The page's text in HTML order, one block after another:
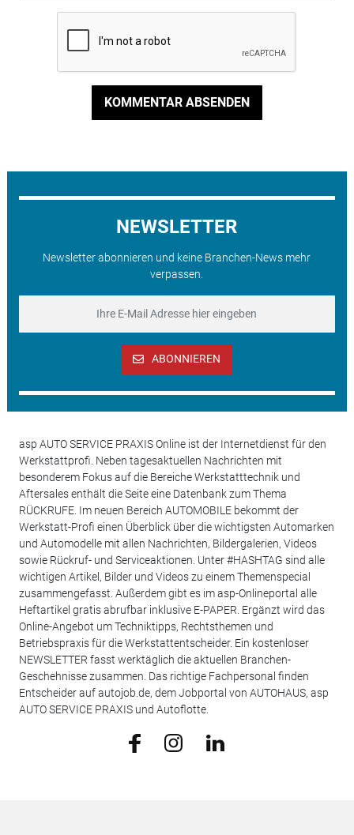
KOMMENTAR ABSENDEN
NEWSLETTER
Newsletter abonnieren und keine Branchen-News mehr
verpassen.
ABONNIEREN
asp AUTO SERVICE PRAXIS Online ist der Internetdienst für den
Werkstattprofi. Neben tagesaktuellen Nachrichten mit
besonderem Fokus auf die Bereiche Werkstatttechnik und
Aftersales enthält die Seite eine Datenbank zum Thema
RÜCKRUFE. Im neuen Bereich AUTOMOBILE bekommt der
Werkstatt-Profi einen Überblick über die wichtigsten Automarken
und Automodelle mit allen Nachrichten, Bildergalerien, Videos
sowie Rückruf- und Serviceaktionen. Unter #HASHTAG sind alle
wichtigen Artikel, Bilder und Videos zu einem Themenspecial
zusammengefasst. Außerdem gibt es im asp-Onlineportal alle
Heftartikel gratis abrufbar inklusive E-PAPER. Ergänzt wird das
Online-Angebot um Techniktipps, Rechtsthemen und
Betriebspraxis für die Werkstattentscheider. Ein kostenloser
NEWSLETTER fasst werktäglich die aktuellen Branchen-
Geschehnisse zusammen. Das richtige Fachpersonal finden
Entscheider auf autojob.de, dem Jobportal von AUTOHAUS, asp
AUTO SERVICE PRAXIS und Autoflotte.